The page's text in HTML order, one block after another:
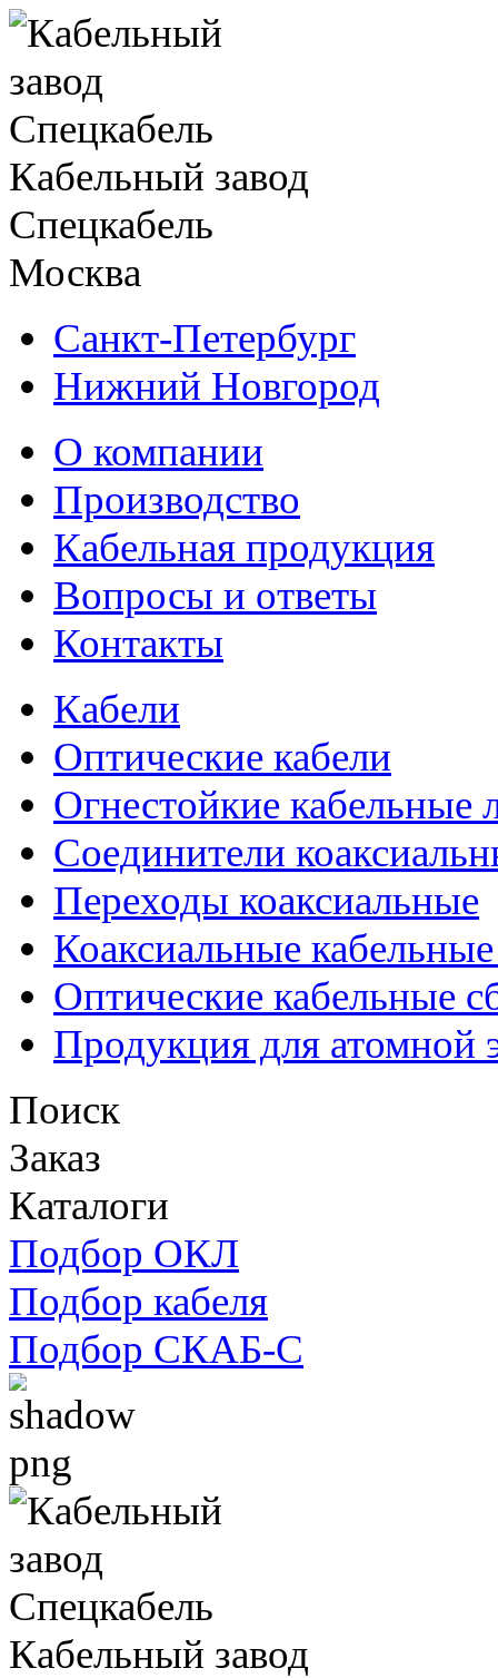
Кабельный завод
Спецкабель
Москва
Санкт-Петербург
Нижний Новгород
О компании
Производство
Кабельная продукция
Вопросы и ответы
Контакты
Кабели
Оптические кабели
Огнестойкие кабельные
Соединители
Переходы коаксиальные
Коаксиальные
Оптические кабельные
Продукция для атомной
Поиск
Заказ
Каталоги
Подбор ОКЛ
Подбор кабеля
Подбор СКАБ-С
Кабельный завод